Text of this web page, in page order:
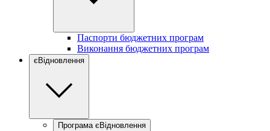
Паспорти бюджетних програм
Виконання бюджетних програм
єВідновлення
Програма єВідновлення